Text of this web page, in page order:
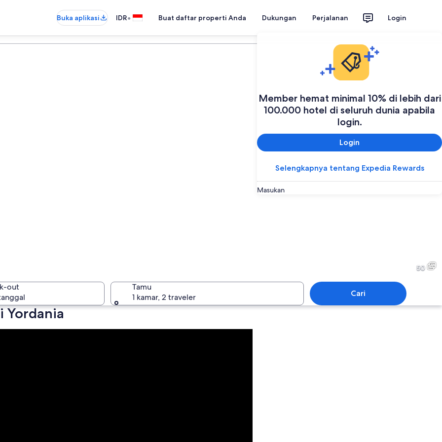
Buka aplikasi IDR• Buat daftar properti Anda Dukungan Perjalanan Login
Member hemat minimal 10% di lebih dari
100.000 hotel di seluruh dunia apabila
login.
Login
Selengkapnya tentang Expedia Rewards
Masukan
Yordania
50
out
Tamu
1 kamar, 2 traveler
Cari
Yordania